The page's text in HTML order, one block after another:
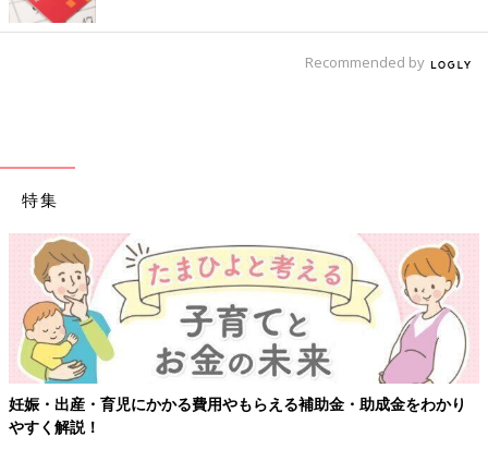
Recommended by
特集
妊娠・出産・育児にかかる費用やもらえる補助金・助成金をわかり
やすく解説！